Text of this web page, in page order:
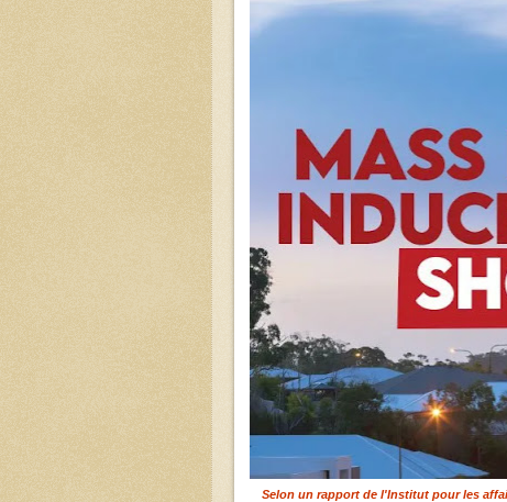
Selon un rapport de l'Institut pour les